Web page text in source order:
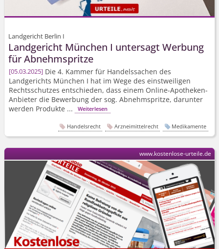
Landgericht Berlin I
Landgericht München I untersagt Werbung
für Abnehmspritze
05.03.2025 Die 4. Kammer für Handelssachen des
Landgerichts München I hat im Wege des einstweiligen
Rechtsschutzes entschieden, dass einem Online-Apotheken-
Anbieter die Bewerbung der sog. Abnehmspritze, darunter
werden Produkte ...
Weiterlesen
Handelsrecht Arzneimittelrecht Medikamente
www.kostenlose-urteile.de